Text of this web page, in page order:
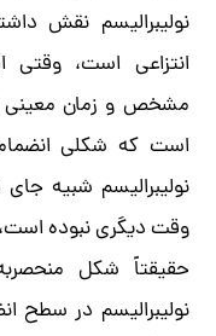
نولیبرالیسم نقش‌
انتزاعی است، وقتی
مشخص و زمان معینی
است که شکلی
نولیبرالیسم شبیه
وقت دیگری نبوده است،
حقیقتاً شکل
نولیبرالیسم در سطح